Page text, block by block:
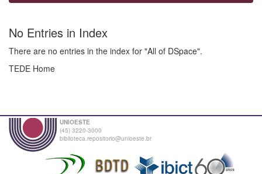
No Entries in Index
There are no entries in the index for "All of DSpace".
TEDE Home
UNIOESTE
(45) 3220-3000
biblioteca.repositorio@unioeste.br